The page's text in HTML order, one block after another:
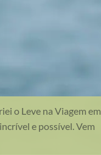
o Leve na Viagem em
e possível. Vem